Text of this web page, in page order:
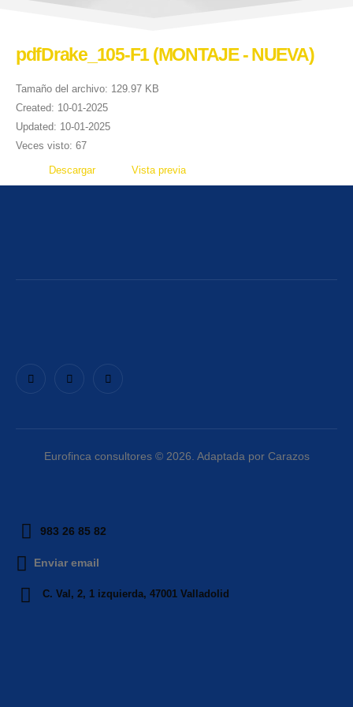
pdfDrake_105-F1 (MONTAJE - NUEVA)
Tamaño del archivo: 129.97 KB
Created: 10-01-2025
Updated: 10-01-2025
Veces visto: 67
Descargar Vista previa
Eurofinca consultores © 2026. Adaptada por Carazos
983 26 85 82
Enviar email
C. Val, 2, 1 izquierda, 47001 Valladolid